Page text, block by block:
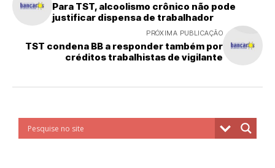
Para TST, alcoolismo crônico não pode
justificar dispensa de trabalhador
PRÓXIMA PUBLICAÇÃO
TST condena BB a responder também por
créditos trabalhistas de vigilante